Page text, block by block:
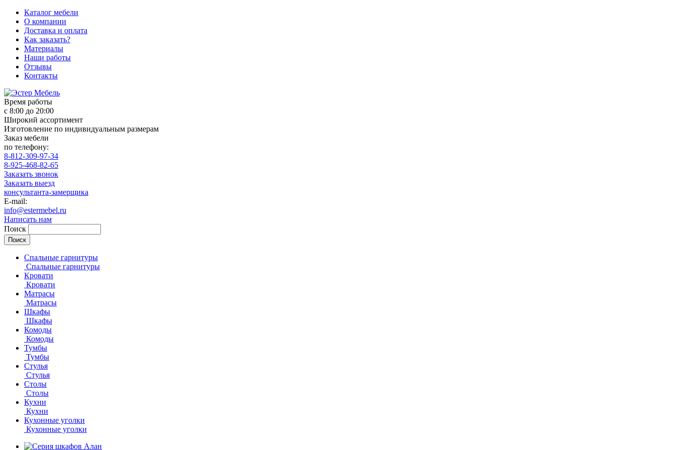
Каталог мебели
О компании
Доставка и оплата
Как заказать?
Материалы
Наши работы
Отзывы
Контакты
Время работы
с 8:00 до 20:00
Широкий ассортимент
Изготовление по индивидуальным размерам
Заказ мебели
по телефону:
8-812-309-97-34
8-925-468-82-65
Заказать звонок
Заказать выезд
консультанта-замерщика
E-mail:
info@estermebel.ru
Написать нам
Поиск
Спальные гарнитуры
Спальные гарнитуры
Кровати
Кровати
Матрасы
Матрасы
Шкафы
Шкафы
Комоды
Комоды
Тумбы
Тумбы
Стулья
Стулья
Столы
Столы
Кухни
Кухни
Кухонные уголки
Кухонные уголки